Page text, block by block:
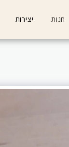
חנות יצירות